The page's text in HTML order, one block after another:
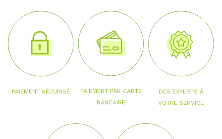
PAIEMENT SÉCURISÉ
PAIEMENT PAR CARTE
BANCAIRE
DES EXPERTS À
VOTRE SERVICE